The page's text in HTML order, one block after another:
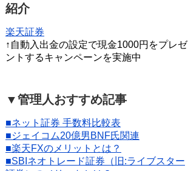
紹介
楽天証券
↑自動入出金の設定で現金1000円をプレゼ
ントするキャンペーンを実施中
▼管理人おすすめ記事
■ネット証券 手数料比較表
■ジェイコム20億男BNF氏関連
■楽天FXのメリットとは？
■SBIネオトレード証券（旧:ライブスター